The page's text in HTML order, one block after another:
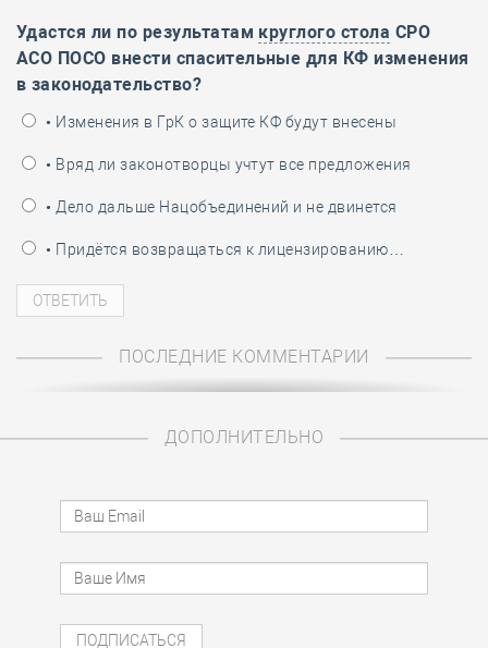
Удастся ли по результатам круглого стола СРО
АСО ПОСО внести спасительные для КФ изменения
в законодательство?
• Изменения в ГрК о защите КФ будут внесены
• Вряд ли законотворцы учтут все предложения
• Дело дальше Нацобъединений и не двинется
• Придётся возвращаться к лицензированию…
ПОСЛЕДНИЕ КОММЕНТАРИИ
ДОПОЛНИТЕЛЬНО